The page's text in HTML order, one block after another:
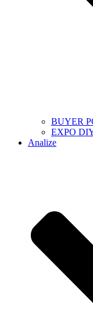
BUYER
EXPO
Analize